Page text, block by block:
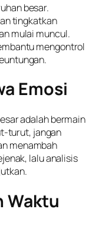
besar.
tingkatkan
mulai muncul.
mengontrol
Emosi
adalah bermain
turut, jangan
menambah
lalu analisis
Waktu